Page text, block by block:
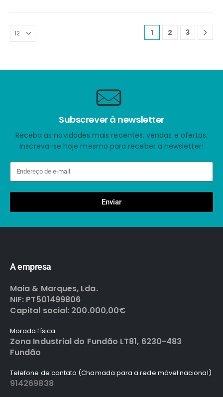
1 2 3
Subscrever à newsletter
Receba as novidades mais recentes, vendas e ofertas.
Inscreva-se hoje mesmo para receber a newsletter!
Enviar
A empresa
Maia & Marques, Lda.
NIF: PT501499806
Capital social: 200.000,00€
Morada física
Zona Industrial do Fundão LT81, 6230-483
Fundão
Telefone de contato (Chamada para a rede móvel nacional)
914269838